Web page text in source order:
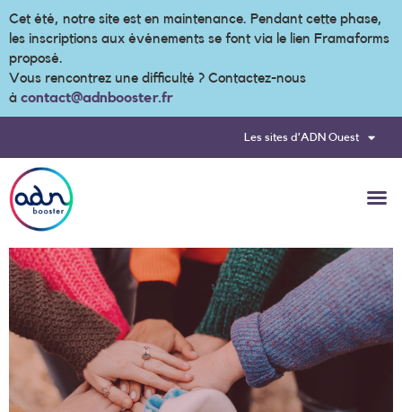
Cet été, notre site est en maintenance. Pendant cette phase,
les inscriptions aux événements se font via le lien Framaforms
proposé.
Vous rencontrez une difficulté ? Contactez-nous
à contact@adnbooster.fr
Les sites d’ADN Ouest